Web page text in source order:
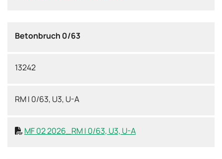
Betonbruch 0/63
13242
RM I 0/63, U3, U-A
 MF 02 2026_RM I 0/63, U3, U-A